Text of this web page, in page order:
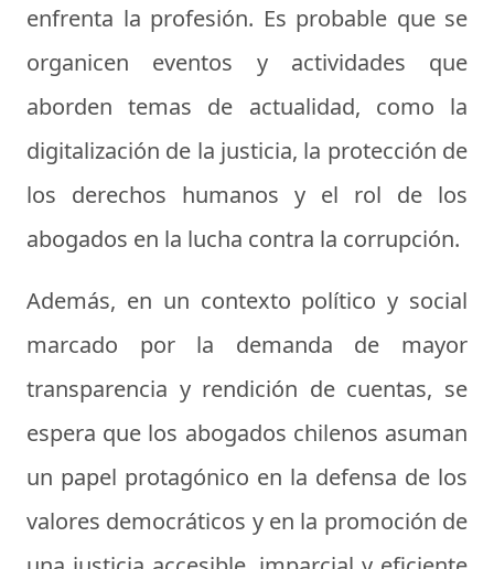
enfrenta la profesión. Es probable que se
organicen eventos y actividades que
aborden temas de actualidad, como la
digitalización de la justicia, la protección de
los derechos humanos y el rol de los
abogados en la lucha contra la corrupción.
Además, en un contexto político y social
marcado por la demanda de mayor
transparencia y rendición de cuentas, se
espera que los abogados chilenos asuman
un papel protagónico en la defensa de los
valores democráticos y en la promoción de